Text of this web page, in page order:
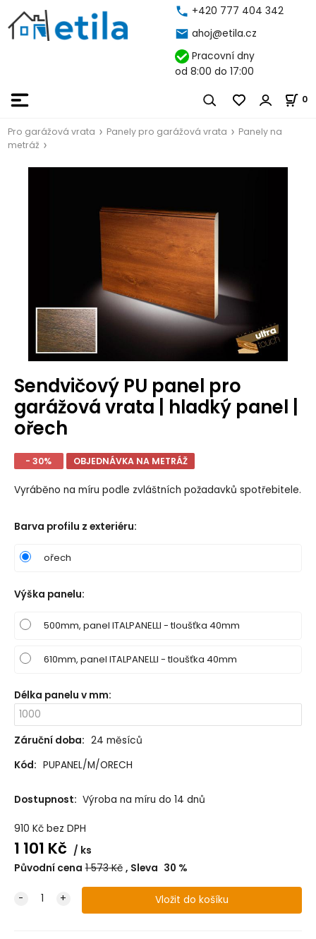
+420 777 404 342
ahoj@etila.cz
Pracovní dny
od 8:00 do 17:00
0
Pro garážová vrata Panely pro garážová vrata
Panely na
metráž
Sendvičový PU panel pro
garážová vrata | hladký panel |
ořech
- 30% OBJEDNÁVKA NA METRÁŽ
Vyráběno na míru podle zvláštních požadavků spotřebitele.
Barva profilu z exteriéru:
ořech
Výška panelu:
500mm, panel ITALPANELLI - tloušťka 40mm
610mm, panel ITALPANELLI - tloušťka 40mm
Délka panelu v mm:
Záruční doba: 24 měsíců
Kód: PUPANEL/M/ORECH
Dostupnost: Výroba na míru do 14 dnů
910 Kč bez DPH
1 101 Kč
ks
Původní cena 1 573Kč Sleva 30 %